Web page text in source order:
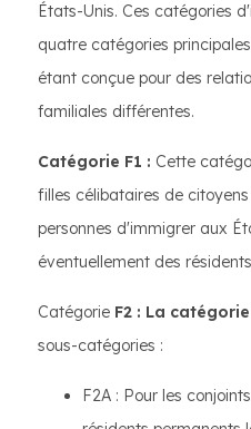
États-Unis. Ces catégories
quatre catégories
étant conçue pour des
familiales différentes.
Catégorie F1 : Cette
filles célibataires de
personnes d'immigrer aux
éventuellement des
Catégorie F2 : La catégorie
sous-catégories :
F2A : Pour les